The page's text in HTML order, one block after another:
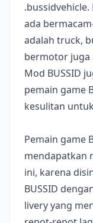
.bussidvehicle.
ada
adalah truck,
bermotor juga
Mod BUSSID
pemain game
kesulitan
Pemain game
mendapatkan
ini, karena
BUSSID
livery yang